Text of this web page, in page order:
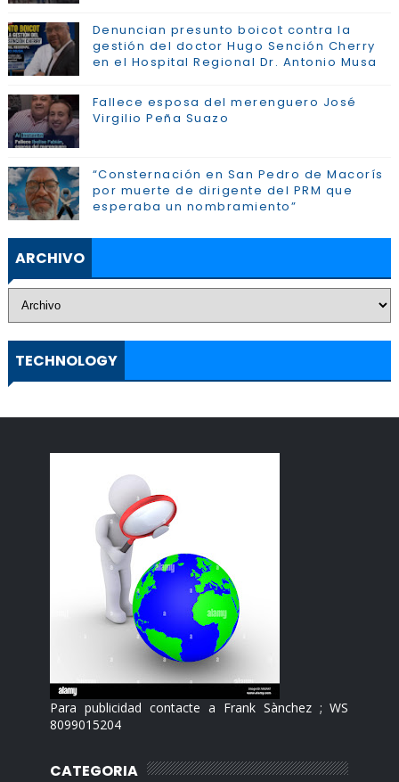
Denuncian presunto boicot contra la
gestión del doctor Hugo Sención Cherry
en el Hospital Regional Dr. Antonio Musa
Fallece esposa del merenguero José
Virgilio Peña Suazo
“Consternación en San Pedro de Macorís
por muerte de dirigente del PRM que
esperaba un nombramiento”
ARCHIVO
TECHNOLOGY
Para publicidad contacte a Frank Sànchez ; WS
8099015204
CATEGORIA